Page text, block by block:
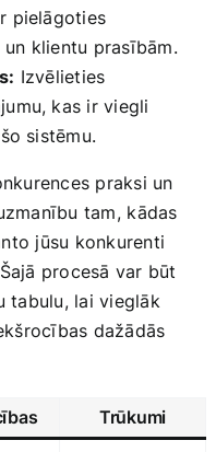
pielāgoties
‌klientu prasībām.
Izvēlieties
kas ir viegli‍
sistēmu.
praksi un
tam,⁤ kādas
jūsu konkurenti
procesā var ‍būt
tabulu, lai vieglāk
dažādās
Trūkumi